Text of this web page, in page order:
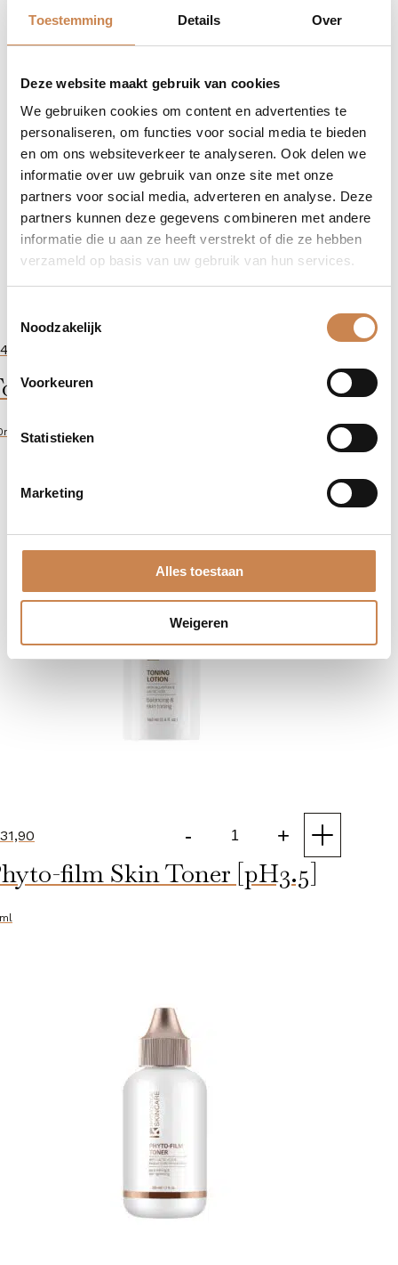
Toestemming Details Over
Deze website maakt gebruik van cookies
We gebruiken cookies om content en advertenties te
personaliseren, om functies voor social media te bieden
en om ons websiteverkeer te analyseren. Ook delen we
informatie over uw gebruik van onze site met onze
partners voor social media, adverteren en analyse. Deze
partners kunnen deze gegevens combineren met andere
informatie die u aan ze heeft verstrekt of die ze hebben
verzameld op basis van uw gebruik van hun services.
Noodzakelijk
Voorkeuren
Statistieken
Marketing
Alles toestaan
Weigeren
Lotion
-
Lotion
aantal
+
film Skin Toner [pH3.5]